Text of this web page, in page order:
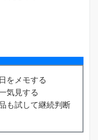
をメモする
気見する
も試して継続判断